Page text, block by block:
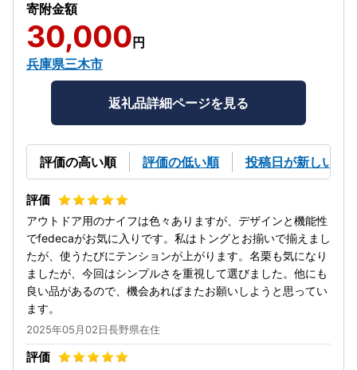
寄附金額
30,000 円
兵庫県三木市
返礼品詳細ページを見る
評価の高い順 評価の低い順 投稿日が新しい順
アウトドア用のナイフは色々ありますが、デザインと機能性
でfedecaがお気に入りです。私はトングとお揃いで揃えまし
たが、使うたびにテンションが上がります。名栗も気になり
ましたが、今回はシンプルさを重視して選びました。他にも
良い品があるので、機会あればまたお願いしようと思ってい
ます。
2025年05月02日長野県在住